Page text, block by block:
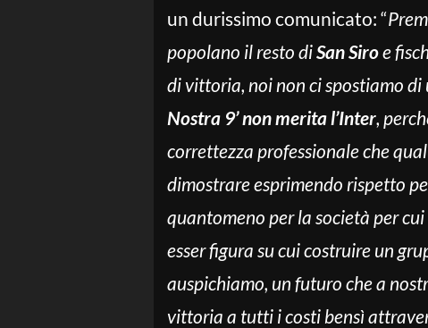
un durissimo comunicato: “
popolano il resto diSan Siroe
di vittoria, noi non ci spostiamo
Nostra 9’ non merita l’Inter,
correttezza professionale che
dimostrare esprimendo rispetto
quantomeno per la società per cui
esser figura su cui costruire un
auspichiamo, un futuro che a
vittoria a tutti i costi bensì